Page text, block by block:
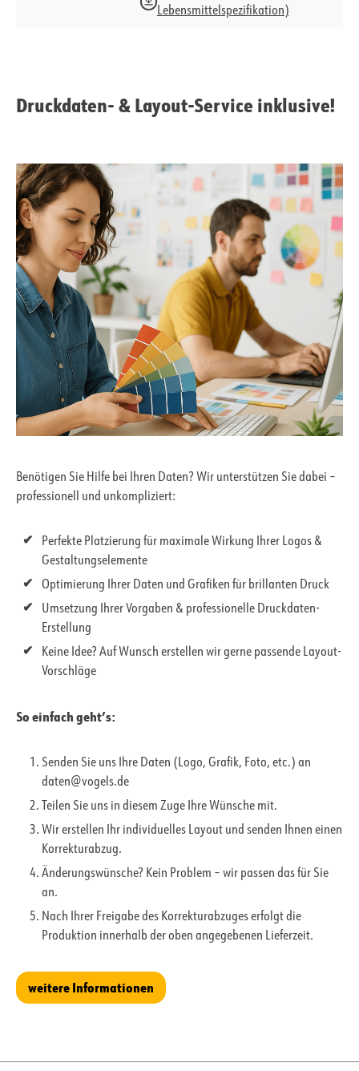
Lebensmittelspezifikation)
Druckdaten- & Layout-Service inklusive!
Benötigen Sie Hilfe bei Ihren Daten? Wir unterstützen Sie dabei –
professionell und unkompliziert:
Perfekte Platzierung für maximale Wirkung Ihrer Logos &
Gestaltungselemente
Optimierung Ihrer Daten und Grafiken für brillanten Druck
Umsetzung Ihrer Vorgaben & professionelle Druckdaten-
Erstellung
Keine Idee? Auf Wunsch erstellen wir gerne passende Layout-
Vorschläge
So einfach geht’s:
Senden Sie uns Ihre Daten (Logo, Grafik, Foto, etc.) an
daten@vogels.de
Teilen Sie uns in diesem Zuge Ihre Wünsche mit.
Wir erstellen Ihr individuelles Layout und senden Ihnen einen
Korrekturabzug.
Änderungswünsche? Kein Problem – wir passen das für Sie
an.
Nach Ihrer Freigabe des Korrekturabzuges erfolgt die
Produktion innerhalb der oben angegebenen Lieferzeit.
weitere Informationen